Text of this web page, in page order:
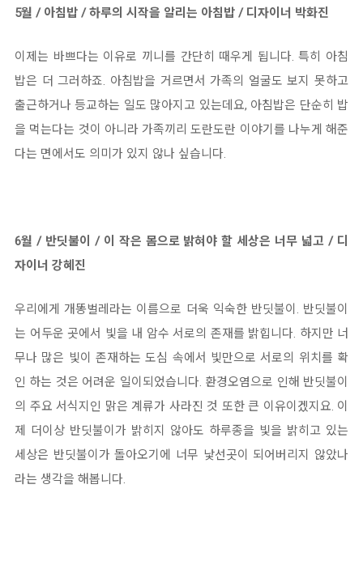
5월 / 아침밥 / 하루의 시작을 알리는 아침밥 / 디자이너 박화진
이제는 바쁘다는 이유로 끼니를 간단히 때우게 됩니다. 특히 아침
밥은 더 그러하죠. 아침밥을 거르면서 가족의 얼굴도 보지 못하고
출근하거나 등교하는 일도 많아지고 있는데요, 아침밥은 단순히 밥
을 먹는다는 것이 아니라 가족끼리 도란도란 이야기를 나누게 해준
다는 면에서도 의미가 있지 않나 싶습니다.
6월 / 반딧불이 / 이 작은 몸으로 밝혀야 할 세상은 너무 넓고 / 디
자이너 강혜진
우리에게 개똥벌레라는 이름으로 더욱 익숙한 반딧불이. 반딧불이
는 어두운 곳에서 빛을 내 암수 서로의 존재를 밝힙니다. 하지만 너
무나 많은 빛이 존재하는 도심 속에서 빛만으로 서로의 위치를 확
인 하는 것은 어려운 일이되었습니다. 환경오염으로 인해 반딧불이
의 주요 서식지인 맑은 계류가 사라진 것 또한 큰 이유이겠지요. 이
제 더이상 반딧불이가 밝히지 않아도 하루종을 빛을 밝히고 있는
세상은 반딧불이가 돌아오기에 너무 낯선곳이 되어버리지 않았나
라는 생각을 해봅니다.